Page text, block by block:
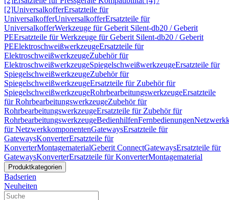
[2]UniversalkofferErsatzteile für
UniversalkofferUniversalkofferErsatzteile für
UniversalkofferWerkzeuge für Geberit Silent-db20 / Geberit
PEErsatzteile für Werkzeuge für Geberit Silent-db20 / Geberit
PEElektroschweißwerkzeugeErsatzteile für
ElektroschweißwerkzeugeZubehör für
ElektroschweißwerkzeugeSpiegelschweißwerkzeugeErsatzteile für
SpiegelschweißwerkzeugeZubehör für
SpiegelschweißwerkzeugeErsatzteile für Zubehör für
SpiegelschweißwerkzeugeRohrbearbeitungswerkzeugeErsatzteile
für RohrbearbeitungswerkzeugeZubehör für
RohrbearbeitungswerkzeugeErsatzteile für Zubehör für
RohrbearbeitungswerkzeugeBedienhilfenFernbedienungen
für NetzwerkkomponentenGatewaysErsatzteile für
GatewaysKonverterErsatzteile für
KonverterMontagematerialGeberit ConnectGatewaysErsatzteile für
GatewaysKonverterErsatzteile für KonverterMontagematerial
Produktkategorien
Badserien
Neuheiten